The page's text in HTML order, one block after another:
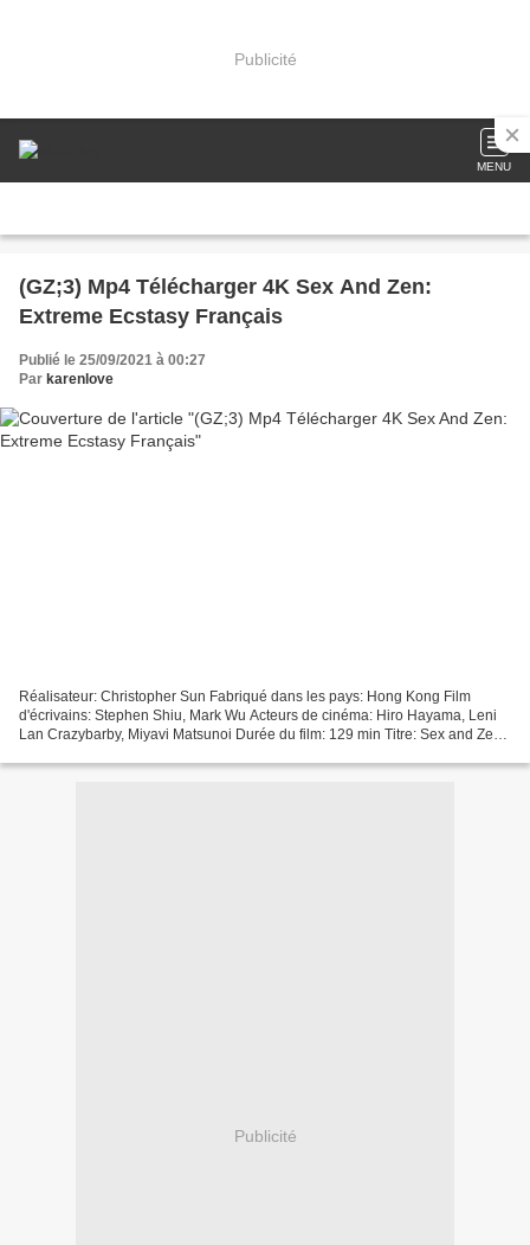
Publicité
MENU
(GZ;3) Mp4 Télécharger 4K Sex And Zen:
Extreme Ecstasy Français
Publié le 25/09/2021 à 00:27
Par karenlove
Réalisateur: Christopher Sun Fabriqué dans les pays: Hong Kong Film
d'écrivains: Stephen Shiu, Mark Wu Acteurs de cinéma: Hiro Hayama, Leni
Lan Crazybarby, Miyavi Matsunoi Durée du film: 129 min Titre: Sex and Zen:
Publicité